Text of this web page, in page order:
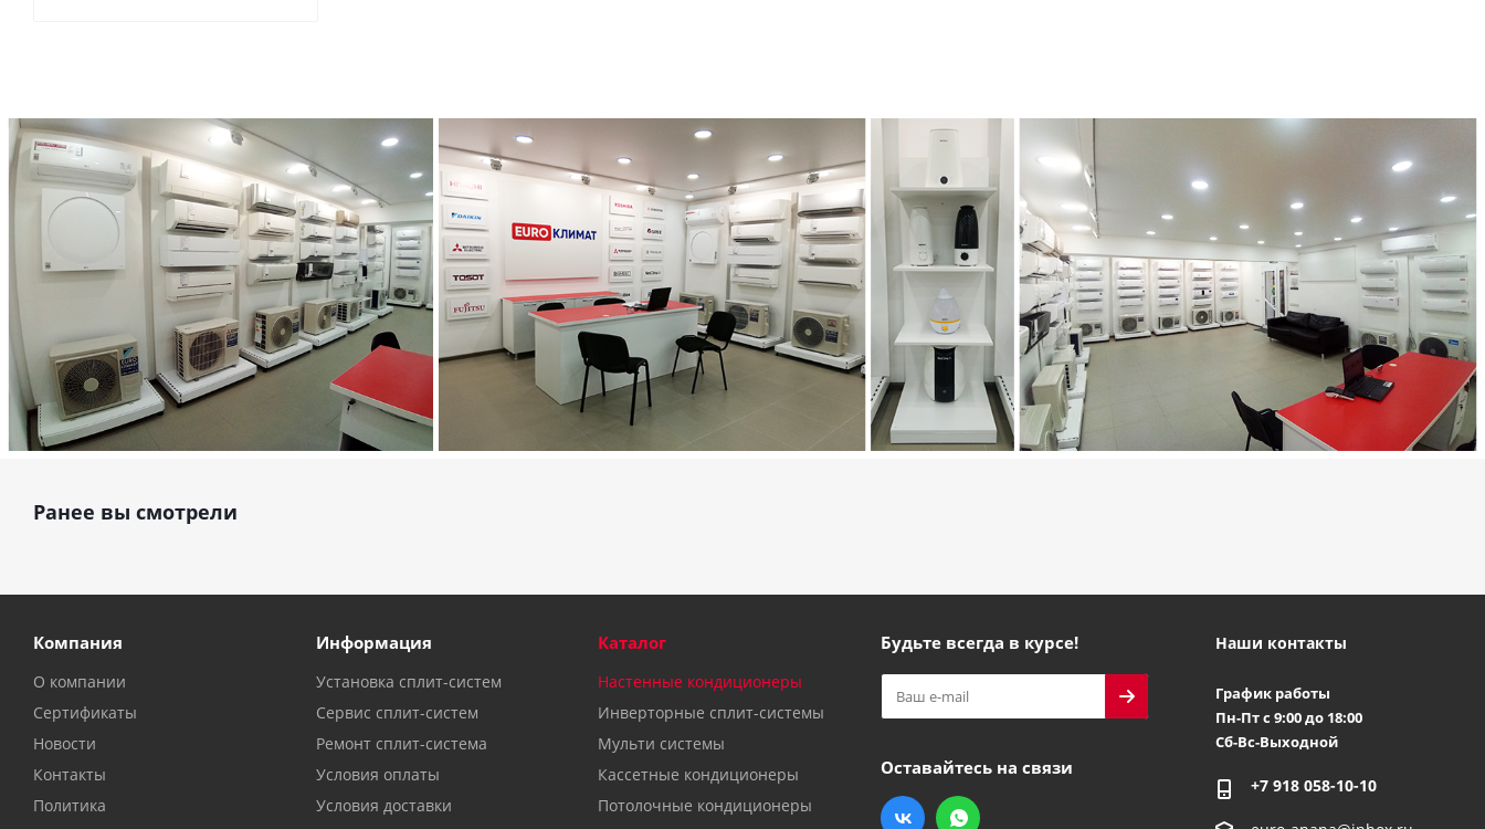
Ранее вы смотрели
Компания
О компании
Сертификаты
Новости
Контакты
Политика
Информация
Установка сплит-систем
Сервис сплит-систем
Ремонт сплит-система
Условия оплаты
Условия доставки
Каталог
Настенные кондиционеры
Инверторные сплит-системы
Мульти системы
Кассетные кондиционеры
Потолочные кондиционеры
Будьте всегда в курсе!
Оставайтесь на связи
Наши контакты
График работы
Пн-Пт с 9:00 до 18:00
Сб-Вс-Выходной
+7 918 058-10-10